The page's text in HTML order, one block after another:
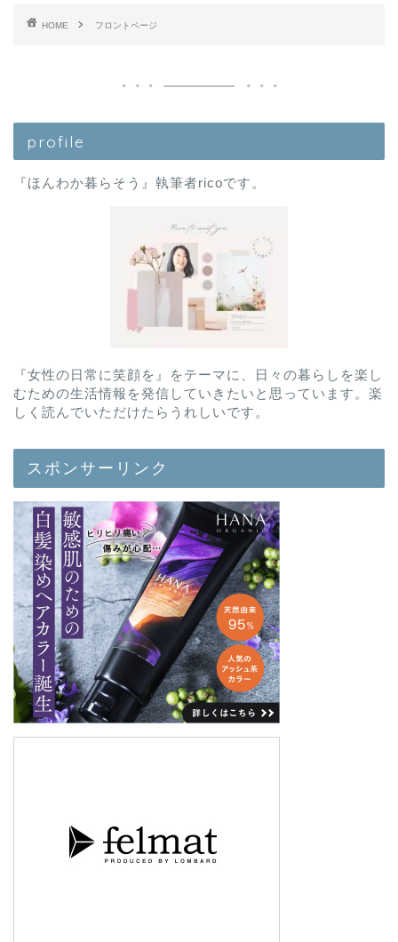
HOME フロントページ
profile
『ほんわか暮らそう』執筆者ricoです。
『女性の日常に笑顔を』をテーマに、日々の暮らしを楽し
むための生活情報を発信していきたいと思っています。楽
しく読んでいただけたらうれしいです。
スポンサーリンク